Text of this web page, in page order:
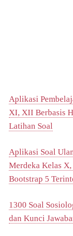
Aplikasi
XI, XII Berbasis
Latihan Soal
Aplikasi Soal
Merdeka Kelas
Bootstrap 5
1300 Soal
dan Kunci